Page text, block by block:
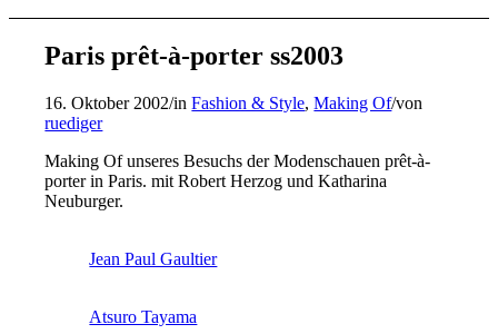
Paris prêt-à-porter ss2003
16. Oktober 2002/inFashion & Style,Making Of/von
ruediger
Making Of unseres Besuchs der Modenschauen prêt-à-
porter in Paris. mit Robert Herzog und Katharina
Neuburger.
Jean Paul Gaultier
Atsuro Tayama